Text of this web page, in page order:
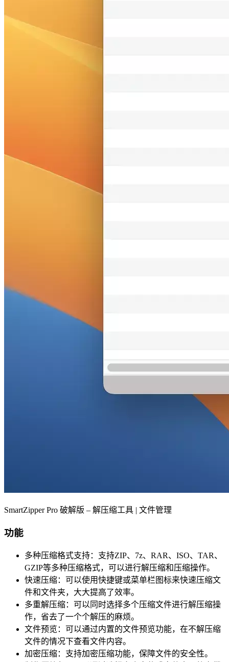
SmartZipper Pro 破解版 – 解压缩工具 | 文件管理
功能
多种压缩格式支持：支持ZIP、7z、RAR、ISO、TAR、
GZIP等多种压缩格式，可以进行解压缩和压缩操作。
快速压缩：可以使用快捷键或菜单栏图标来快速压缩文
件和文件夹，大大提高了效率。
多重解压缩：可以同时选择多个压缩文件进行解压缩操
作，省去了一个个解压的麻烦。
文件预览：可以通过内置的文件预览功能，在不解压缩
文件的情况下查看文件内容。
加密压缩：支持加密压缩功能，保障文件的安全性。